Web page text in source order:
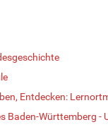
Entdecken:
Baden-Württemberg -